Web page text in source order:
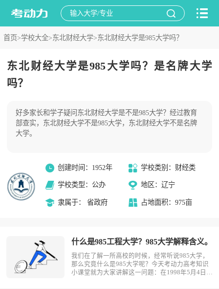
首页>学校大全>东北财经大学>东北财经大学是985大学吗？
东北财经大学是985大学吗？是名牌大学
吗？
好多家长和学子疑问东北财经大学是不是985大学？经过教育
部查实，东北财经大学不是985大学，东北财经大学不是名牌
大学。
创建时间：1952年 学校类别：财经类
学校类型：公办 地区：辽宁
隶属于： 省政府 占地面积：975亩
什么是985工程大学？985大学解释含义。
我们在了解一所高校的时候，经常听说985大学，
那么究竟什么是985大学呢？今天考动力高考知识
小课堂就为大家讲解这一问题：在1998年5月4日，